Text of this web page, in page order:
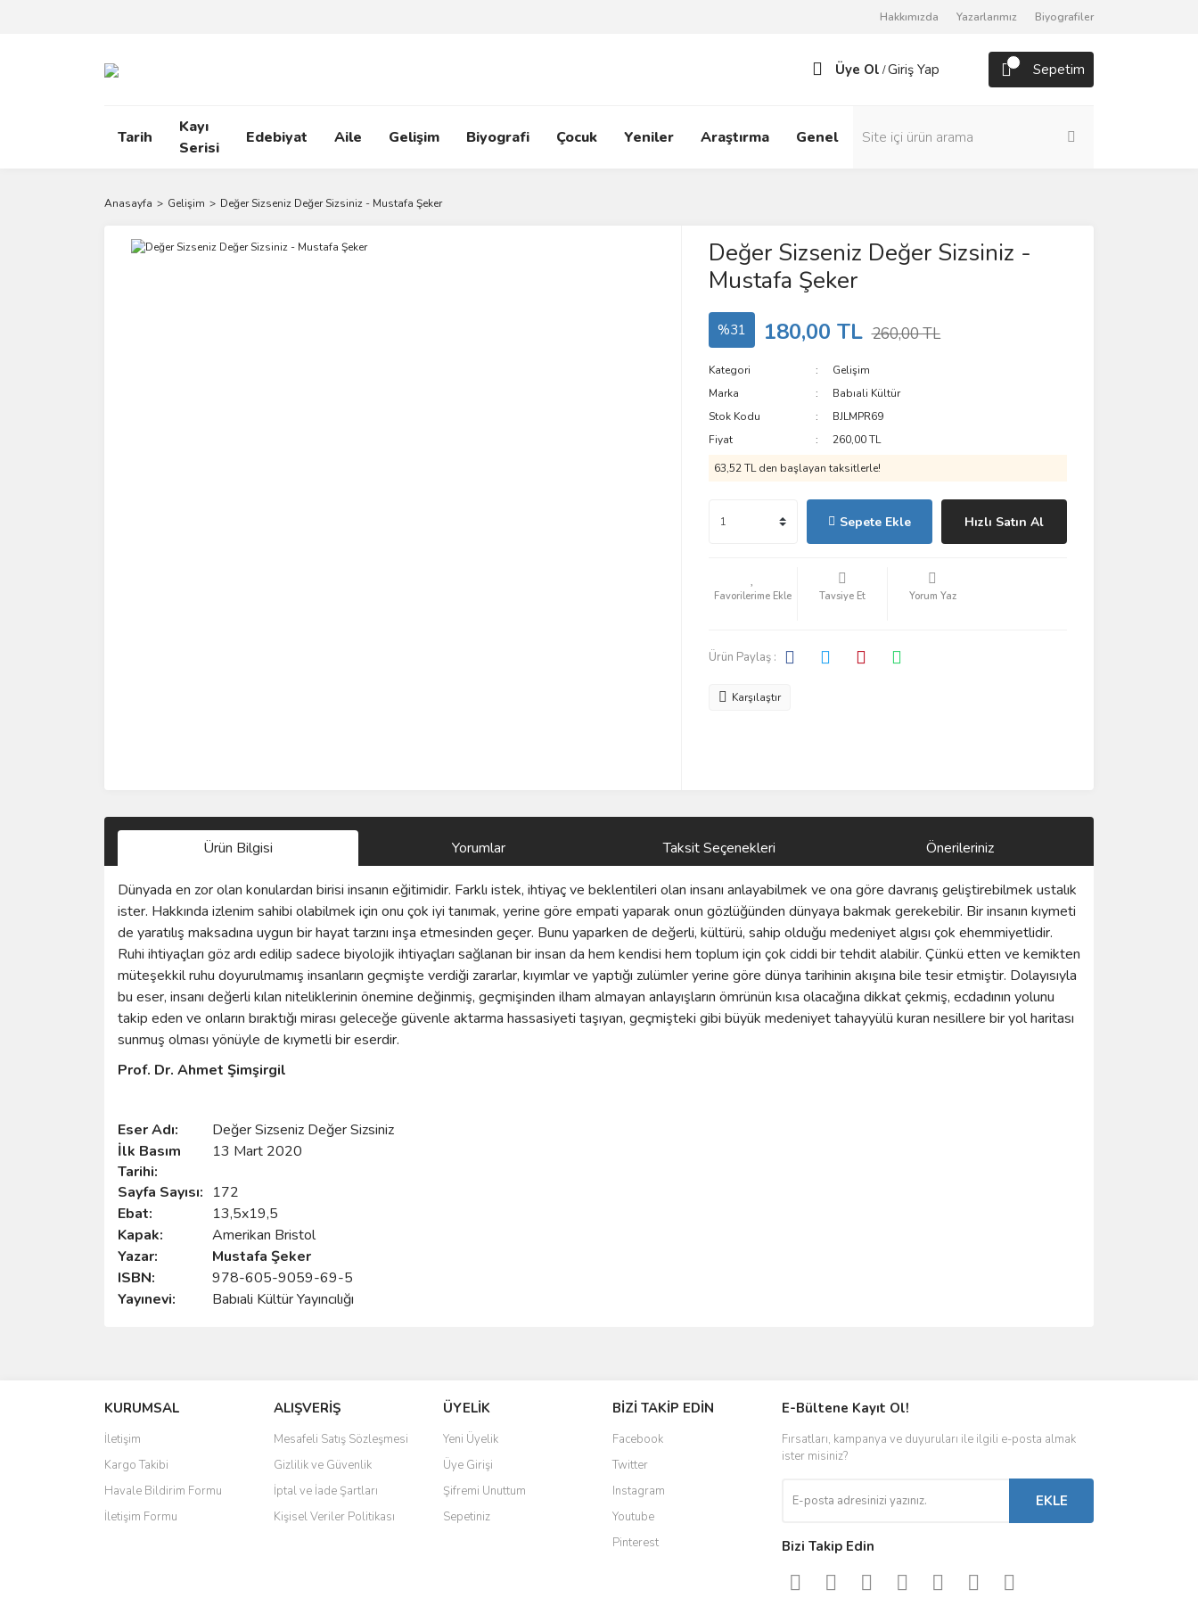
Hakkımızda Yazarlarımız Biyografiler
Üye Ol /Giriş Yap Sepetim
Tarih
Kayı
Serisi
Edebiyat Aile Gelişim Biyografi Çocuk Yeniler Araştırma Genel Roman
Anasayfa Gelişim Değer Sizseniz Değer Sizsiniz - Mustafa Şeker
Değer Sizseniz Değer Sizsiniz -
Mustafa Şeker
%31 180,00 TL 260,00 TL
Kategori
Gelişim
Marka
Babıali Kültür
Stok Kodu
BJLMPR69
Fiyat
260,00 TL
63,52 TL den başlayan taksitlerle!
Sepete Ekle Hızlı Satın Al
Tavsiye Et Yorum Yaz
Ürün Paylaş :
Karşılaştır
Ürün Bilgisi Yorumlar Taksit Seçenekleri Önerileriniz
Dünyada en zor olan konulardan birisi insanın eğitimidir. Farklı istek, ihtiyaç ve beklentileri olan insanı anlayabilmek ve ona göre davranış geliştirebilmek ustalık
ister. Hakkında izlenim sahibi olabilmek için onu çok iyi tanımak, yerine göre empati yaparak onun gözlüğünden dünyaya bakmak gerekebilir. Bir insanın kıymeti
de yaratılış maksadına uygun bir hayat tarzını inşa etmesinden geçer. Bunu yaparken de değerli, kültürü, sahip olduğu medeniyet algısı çok ehemmiyetlidir.
Ruhi ihtiyaçları göz ardı edilip sadece biyolojik ihtiyaçları sağlanan bir insan da hem kendisi hem toplum için çok ciddi bir tehdit alabilir. Çünkü etten ve kemikten
müteşekkil ruhu doyurulmamış insanların geçmişte verdiği zararlar, kıyımlar ve yaptığı zulümler yerine göre dünya tarihinin akışına bile tesir etmiştir. Dolayısıyla
bu eser, insanı değerli kılan niteliklerinin önemine değinmiş, geçmişinden ilham almayan anlayışların ömrünün kısa olacağına dikkat çekmiş, ecdadının yolunu
takip eden ve onların bıraktığı mirası geleceğe güvenle aktarma hassasiyeti taşıyan, geçmişteki gibi büyük medeniyet tahayyülü kuran nesillere bir yol haritası
sunmuş olması yönüyle de kıymetli bir eserdir.
Prof. Dr. Ahmet Şimşirgil
Eser Adı:
Değer Sizseniz Değer Sizsiniz
İlk Basım
Tarihi:
13 Mart 2020
Sayfa Sayısı: 172
Ebat:
13,5x19,5
Kapak:
Amerikan Bristol
Yazar:
Mustafa Şeker
ISBN:
978-605-9059-69-5
Yayınevi:
Babıali Kültür Yayıncılığı
Ürün resmi kalitesiz, bozuk veya görüntülenemiyor.
Ürün açıklamasında eksik bilgiler bulunuyor.
Ürün bilgilerinde hatalar bulunuyor.
Ürün fiyatı diğer sitelerden daha pahalı.
Bu ürüne benzer farklı alternatifler olmalı.
KURUMSAL
İletişim
Kargo Takibi
Havale Bildirim Formu
İletişim Formu
ALIŞVERİŞ
Mesafeli Satış Sözleşmesi
Gizlilik ve Güvenlik
İptal ve İade Şartları
Kişisel Veriler Politikası
ÜYELİK
Yeni Üyelik
Üye Girişi
Şifremi Unuttum
Sepetiniz
BİZİ TAKİP EDİN
Facebook
Twitter
Instagram
Youtube
Pinterest
E-Bültene Kayıt Ol!
Fırsatları, kampanya ve duyuruları ile ilgili e-posta almak
ister misiniz?
EKLE
Bizi Takip Edin